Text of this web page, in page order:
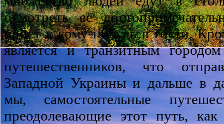
осмотреть её
прост к кому-нибудь в гости.
является и транзитным
путешественников, что
Западной Украины и дальше в
мы, самостоятельные
преодолевающие этот путь,